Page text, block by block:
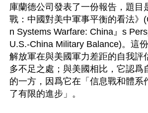
庫蘭德公司發表了一份報告，題目
戰：中國對美中軍事平衡的看法》
n Systems Warfare: China』s
U.S.-China Military Balance)。這
解放軍在與美國軍力差距的自我評
多不足之處；與美國相比，它認爲
的一方，因爲它在「信息戰和體系
了有限的進步」。